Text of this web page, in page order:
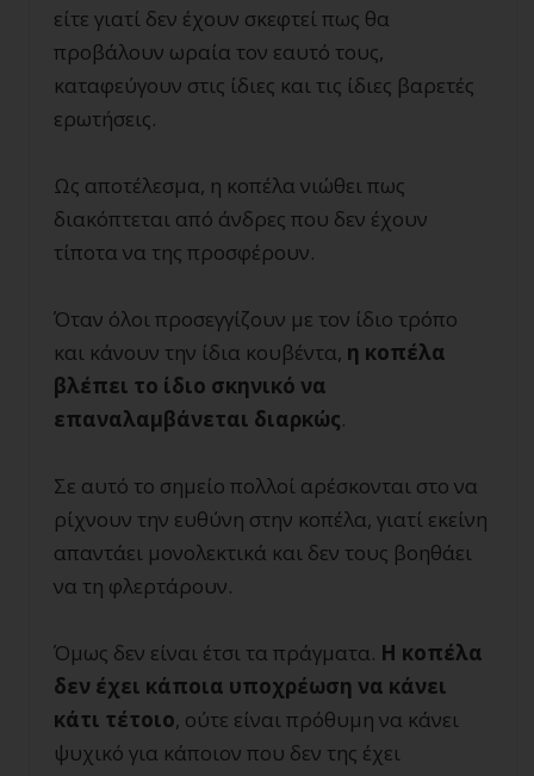
είτε γιατί δεν έχουν σκεφτεί πως θα
προβάλουν ωραία τον εαυτό τους,
καταφεύγουν στις ίδιες και τις ίδιες βαρετές
ερωτήσεις.
Ως αποτέλεσμα, η κοπέλα νιώθει πως
διακόπτεται από άνδρες που δεν έχουν
τίποτα να της προσφέρουν.
Όταν όλοι προσεγγίζουν με τον ίδιο τρόπο
και κάνουν την ίδια κουβέντα, η κοπέλα
βλέπει το ίδιο σκηνικό να
επαναλαμβάνεται διαρκώς.
Σε αυτό το σημείο πολλοί αρέσκονται στο να
ρίχνουν την ευθύνη στην κοπέλα, γιατί εκείνη
απαντάει μονολεκτικά και δεν τους βοηθάει
να τη φλερτάρουν.
Όμως δεν είναι έτσι τα πράγματα. Η κοπέλα
δεν έχει κάποια υποχρέωση να κάνει
κάτι τέτοιο, ούτε είναι πρόθυμη να κάνει
ψυχικό για κάποιον που δεν της έχει